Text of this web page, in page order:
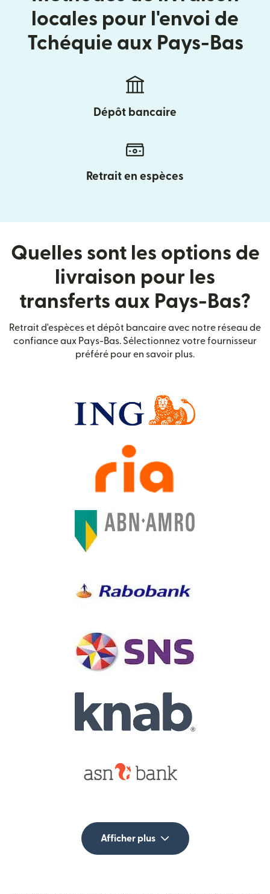
locales pour l'envoi de
Tchéquie aux Pays-Bas
Dépôt bancaire
Retrait en espèces
Quelles sont les options de
livraison pour les
transferts aux Pays-Bas?
Retrait d'espèces et dépôt bancaire avec notre réseau de
confiance aux Pays-Bas. Sélectionnez votre fournisseur
préféré pour en savoir plus.
Afficher plus